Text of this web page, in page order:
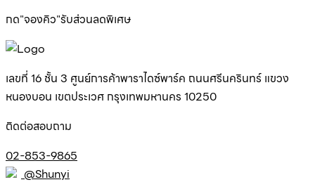
กด"จองคิว"รับส่วนลดพิเศษ
เลขที่ 16 ชั้น 3 ศูนย์การค้าพาราไดซ์พาร์ค ถนนศรีนครินทร์ แขวง
หนองบอน เขตประเวศ กรุงเทพมหานคร 10250
ติดต่อสอบถาม
02-853-9865
@Shunyi